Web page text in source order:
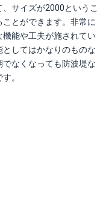
サイズが2000というこ
とができます。非常に
能や工夫が施されてい
してはかなりのものな
なくなっても防波堤な
。